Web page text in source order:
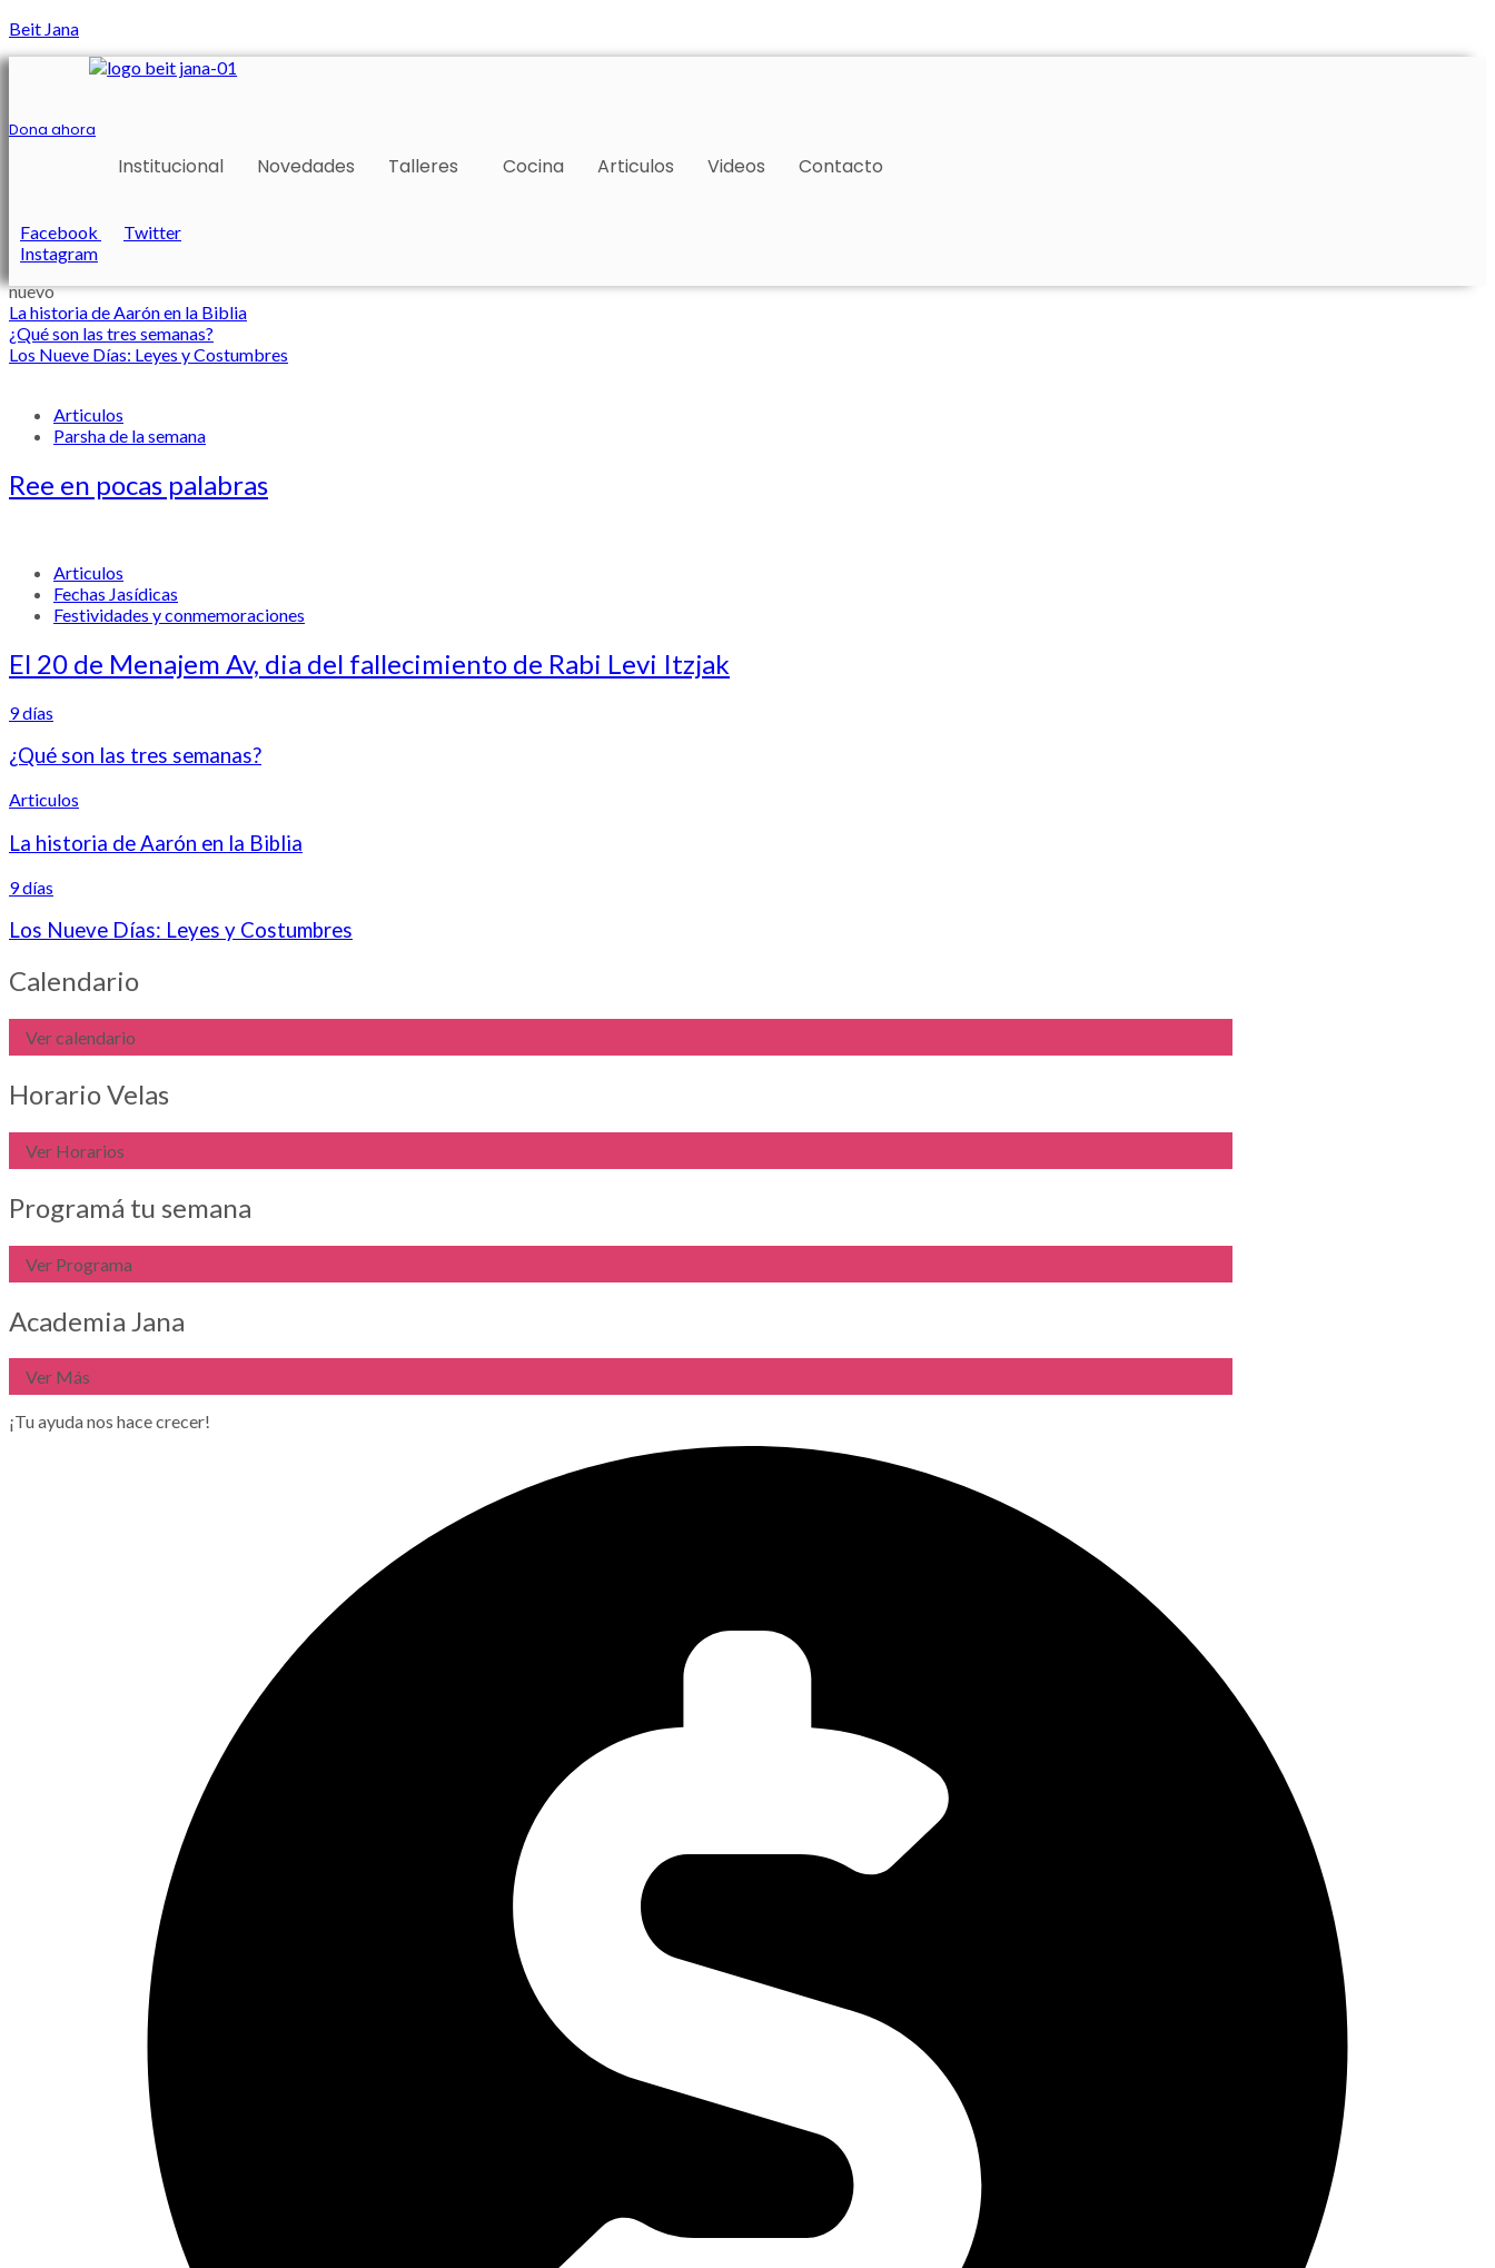
Beit Jana
Dona ahora
Institucional Novedades Talleres Cocina Articulos Videos Contacto
Facebook
Twitter
Instagram
nuevo
La historia de Aarón en la Biblia
¿Qué son las tres semanas?
Los Nueve Días: Leyes y Costumbres
Articulos
Parsha de la semana
Ree en pocas palabras
Articulos
Fechas Jasídicas
Festividades y conmemoraciones
El 20 de Menajem Av, dia del fallecimiento de Rabi Levi Itzjak
9 días
¿Qué son las tres semanas?
Articulos
La historia de Aarón en la Biblia
9 días
Los Nueve Días: Leyes y Costumbres
Calendario
Ver calendario
Horario Velas
Ver Horarios
Programá tu semana
Ver Programa
Academia Jana
Ver Más
¡Tu ayuda nos hace crecer!​